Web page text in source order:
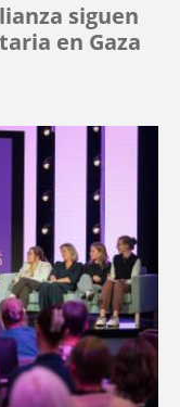
siguen
en Gaza